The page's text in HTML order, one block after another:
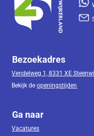
Bezoekadres
Vendelweg 1, 8331 XE
Bekijk deopeningstijden
Ga naar
Vacatures